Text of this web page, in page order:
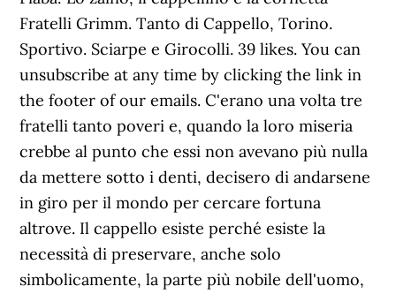
Fratelli Grimm. Tanto di Cappello, Torino.
Sportivo. Sciarpe e Girocolli. 39 likes. You can
unsubscribe at any time by clicking the link in
the footer of our emails. C'erano una volta tre
fratelli tanto poveri e, quando la loro miseria
crebbe al punto che essi non avevano più nulla
da mettere sotto i denti, decisero di andarsene
in giro per il mondo per cercare fortuna
altrove. Il cappello esiste perché esiste la
necessità di preservare, anche solo
simbolicamente, la parte più nobile dell'uomo,